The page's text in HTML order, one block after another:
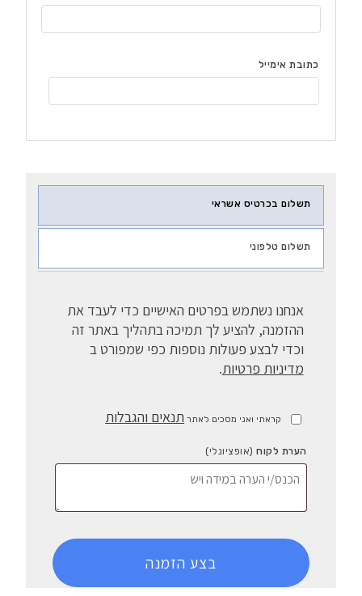
כתובת אימייל
תשלום בכרטיס אשראי
תשלום טלפוני
אנחנו נשתמש בפרטים האישיים כדי לעבד את
ההזמנה, להציע לך תמיכה בתהליך באתר זה
וכדי לבצע פעולות נוספות כפי שמפורט ב
מדיניות פרטיות.
קראתי ואני מסכים לאתר תנאים והגבלות
הערת לקוח (אופציונלי)
בצע הזמנה